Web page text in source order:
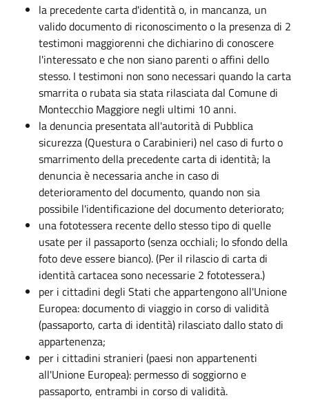
la precedente carta d'identità o, in mancanza, un
valido documento di riconoscimento o la presenza di 2
testimoni maggiorenni che dichiarino di conoscere
l'interessato e che non siano parenti o affini dello
stesso. I testimoni non sono necessari quando la carta
smarrita o rubata sia stata rilasciata dal Comune di
Montecchio Maggiore negli ultimi 10 anni.
la denuncia presentata all'autorità di Pubblica
sicurezza (Questura o Carabinieri) nel caso di furto o
smarrimento della precedente carta di identità; la
denuncia è necessaria anche in caso di
deterioramento del documento, quando non sia
possibile l'identificazione del documento deteriorato;
una fototessera recente dello stesso tipo di quelle
usate per il passaporto (senza occhiali; lo sfondo della
foto deve essere bianco). (Per il rilascio di carta di
identità cartacea sono necessarie 2 fototessera.)
per i cittadini degli Stati che appartengono all'Unione
Europea: documento di viaggio in corso di validità
(passaporto, carta di identità) rilasciato dallo stato di
appartenenza;
per i cittadini stranieri (paesi non appartenenti
all'Unione Europea): permesso di soggiorno e
passaporto, entrambi in corso di validità.